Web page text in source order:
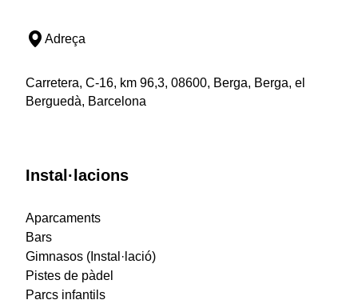
Adreça
Carretera, C-16, km 96,3, 08600, Berga, Berga, el
Berguedà, Barcelona
Instal·lacions
Aparcaments
Bars
Gimnasos (Instal·lació)
Pistes de pàdel
Parcs infantils